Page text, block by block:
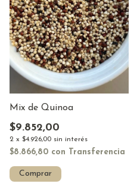
Mix de Quinoa
$9.852,00
2 x $4.926,00 sin interés
$8.866,80 con Transferencia
Comprar